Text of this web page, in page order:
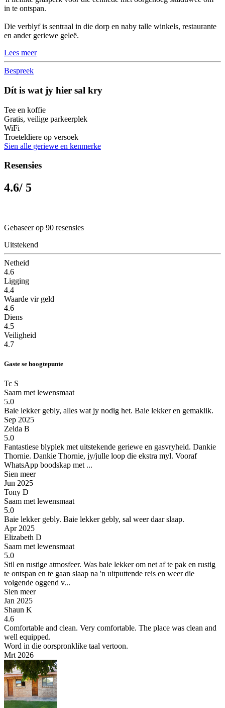
in te ontspan.
Die verblyf is sentraal in die dorp en naby talle winkels, restaurante
en ander geriewe geleë.
Lees meer
Bespreek
Dít is wat jy hier sal kry
Tee en koffie
Gratis, veilige parkeerplek
WiFi
Troeteldiere op versoek
Sien alle geriewe en kenmerke
Resensies
4.6/ 5
Gebaseer op 90 resensies
Uitstekend
Netheid
4.6
Ligging
4.4
Waarde vir geld
4.6
Diens
4.5
Veiligheid
4.7
Gaste se hoogtepunte
Tc S
Saam met lewensmaat
5.0
Baie lekker gebly, alles wat jy nodig het. Baie lekker en gemaklik.
Sep 2025
Zelda B
5.0
Fantastiese blyplek met uitstekende geriewe en gasvryheid. Dankie
Thornie. Dankie Thornie, jy/julle loop die ekstra myl. Vooraf
WhatsApp boodskap met ...
Sien meer
Jun 2025
Tony D
Saam met lewensmaat
5.0
Baie lekker gebly. Baie lekker gebly, sal weer daar slaap.
Apr 2025
Elizabeth D
Saam met lewensmaat
5.0
Stil en rustige atmosfeer. Was baie lekker om net af te pak en rustig
te ontspan en te gaan slaap na 'n uitputtende reis en weer die
volgende oggend v...
Sien meer
Jan 2025
Shaun K
4.6
Comfortable and clean. Very comfortable. The place was clean and
well equipped.
Word in die oorspronklike taal vertoon.
Mrt 2026